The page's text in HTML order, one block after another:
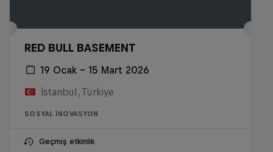
RED BULL BASEMENT
19 Ocak – 15 Mart 2026
İstanbul, Türkiye
SOSYAL İNOVASYON
Geçmiş etkinlik